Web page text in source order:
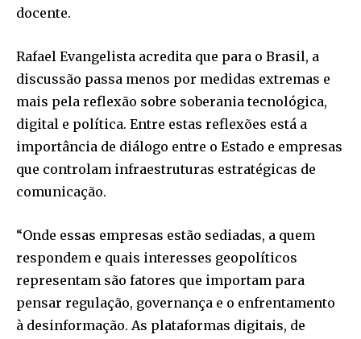
docente.
Rafael Evangelista acredita que para o Brasil, a
discussão passa menos por medidas extremas e
mais pela reflexão sobre soberania tecnológica,
digital e política. Entre estas reflexões está a
importância de diálogo entre o Estado e empresas
que controlam infraestruturas estratégicas de
comunicação.
“Onde essas empresas estão sediadas, a quem
respondem e quais interesses geopolíticos
representam são fatores que importam para
pensar regulação, governança e o enfrentamento
à desinformação. As plataformas digitais, de